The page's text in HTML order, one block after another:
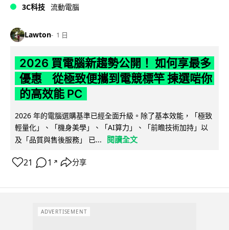
3C科技 流動電腦
Lawton 1 日
2026 買電腦新趨勢公開！ 如何享最多
優惠 從極致便攜到電競標竿 揀選啱你
的高效能 PC
2026 年的電腦選購基準已經全面升級。除了基本效能，「極致
輕量化」、「機身美學」、「AI算力」、「前瞻技術加持」以
及「品質與售後服務」 已...
閱讀全文
21 1 ↗ 分享
ADVERTISEMENT